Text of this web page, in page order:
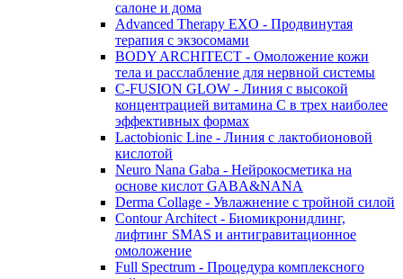
салоне и дома
Advanced Therapy EXO - Продвинутая
терапия с экзосомами
BODY ARCHITECT - Омоложение кожи
тела и расслабление для нервной системы
C-FUSION GLOW - Линия с высокой
концентрацией витамина C в трех наиболее
эффективных формах
Lactobionic Line - Линия с лактобионовой
кислотой
Neuro Nana Gaba - Нейрокосметика на
основе кислот GABA&NANA
Derma Collage - Увлажнение с тройной силой
Contour Architect - Биомикронидлинг,
лифтинг SMAS и антигравитационное
омоложение
Full Spectrum - Процедура комплексного